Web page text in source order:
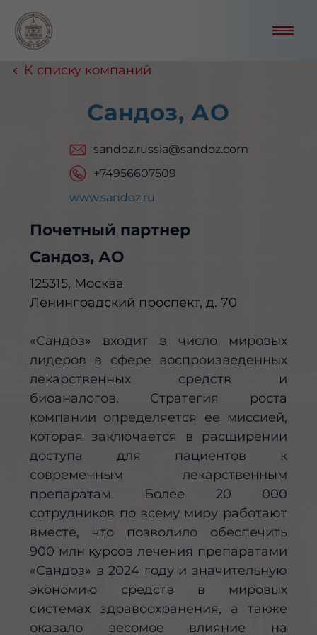
К списку компаний
Сандоз, АО
sandoz.russia@sandoz.com
+74956607509
www.sandoz.ru
Почетный партнер
Сандоз, АО
125315, Москва
Ленинградский проспект, д. 70
«Сандоз» входит в число мировых
лидеров в сфере воспроизведенных
лекарственных средств и
биоаналогов. Стратегия роста
компании определяется ее миссией,
которая заключается в расширении
доступа для пациентов к
современным лекарственным
препаратам. Более 20 000
сотрудников по всему миру работают
вместе, что позволило обеспечить
900 млн курсов лечения препаратами
«Сандоз» в 2024 году и значительную
экономию средств в мировых
системах здравоохранения, а также
оказало весомое влияние на